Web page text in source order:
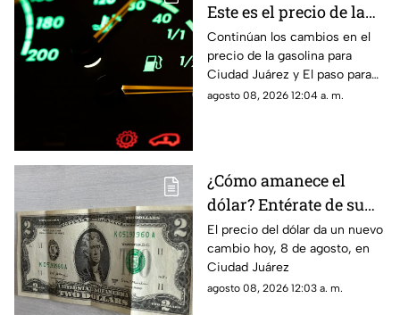
Este es el precio de la
gasolina para Ciudad
Juárez y El Paso
Continúan los cambios en el
precio de la gasolina para
Ciudad Juárez y El paso para
hoy, 8 de agosto
agosto 08, 2026 12:04 a. m.
¿Cómo amanece el
dólar? Entérate de su
precio hoy, 8 de agosto,
en Ciudad Juárez
El precio del dólar da un nuevo
cambio hoy, 8 de agosto, en
Ciudad Juárez
agosto 08, 2026 12:03 a. m.